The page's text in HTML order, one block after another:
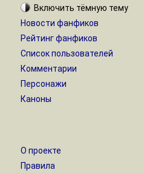
Включить тёмную тему
Новости фанфиков
Рейтинг фанфиков
Список пользователей
Комментарии
Персонажи
Каноны
О проекте
Правила